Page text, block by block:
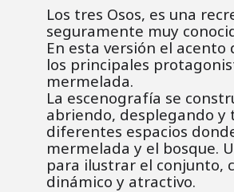
Los tres Osos, es una
seguramente muy
En esta versión el
los principales
mermelada.
La escenografía se
abriendo, desplegando
diferentes espacios
mermelada y el bosque.
para ilustrar el conjunto,
dinámico y atractivo.